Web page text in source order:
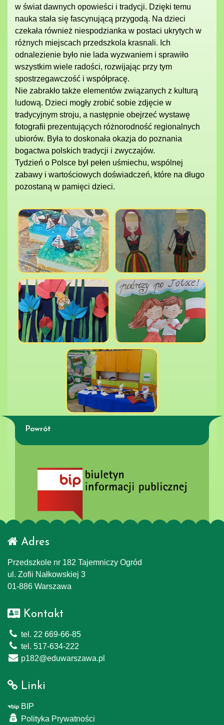
w świat dawnych opowieści i tradycji. Dzięki temu
nauka stała się fascynującą przygodą. Na dzieci
czekała również niespodzianka w postaci ukrytych w
różnych miejscach przedszkola krasnali. Ich
odnalezienie było nie lada wyzwaniem i sprawiło
wszystkim wiele radości, rozwijając przy tym
spostrzegawczość i współpracę.
Nie zabrakło także elementów związanych z kulturą
ludową. Dzieci mogły zrobić sobie zdjęcie w
tradycyjnym stroju, a następnie obejrzeć wystawę
fotografii prezentujących różnorodność regionalnych
ubiorów. Była to doskonała okazja do poznania
bogactwa polskich tradycji i zwyczajów.
Tydzień o Polsce był pełen uśmiechu, wspólnej
zabawy i wartościowych doświadczeń, które na długo
pozostaną w pamięci dzieci.
Powrót
Adres
Przedszkole nr 182 Tajemniczy Ogród
ul. Zofii Nałkowskiej 3
01-886 Warszawa
Kontakt
tel. 22 669-66-85
tel. 517-634-222
p182@eduwarszawa.pl
Linki
BIP
Polityka Prywatności